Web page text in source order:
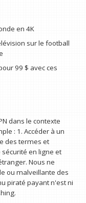
en 4K
sur le football
99 $ avec ces
dans le contexte
: 1. Accéder à un
des termes et
sécurité en ligne et
Nous ne
ou malveillante des
piraté payant n'est ni